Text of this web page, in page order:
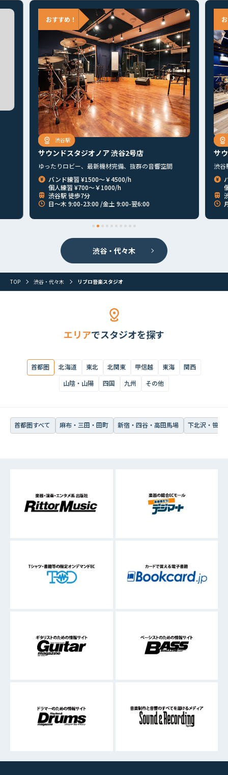
山陰・山陽
四国
渋谷駅
サウンドスタジオノア 渋谷2号店
ゆったりロビー、最新機材完備、抜群の音響空間
バンド練習 ¥1500～￥4500/h
個人練習 ¥700～￥1000/h
渋谷駅 徒歩7分
日〜木 9:00-23:00 /金土 9:00-翌6:00
サ
渋谷
渋谷・代々木
TOP 渋谷・代々木 リブロ音楽スタジオ
エリアでスタジオを探す
首都圏 北海道 東北 北関東 甲信越 東海
関西
山陰・山陽
四国 九州 その他
首都圏すべて 麻布・三田・田町 新宿・四谷・高田馬場 下北沢・笹塚